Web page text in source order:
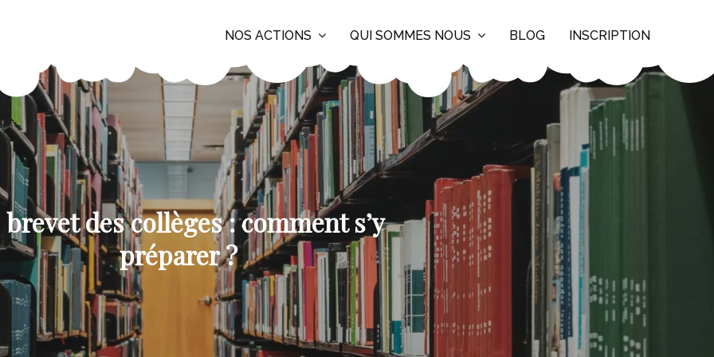
NOS ACTIONS QUI SOMMES NOUS BLOG INSCRIPTION
des collèges : comment s’y
préparer ?